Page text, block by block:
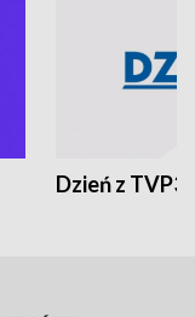
Dzień z TVP3